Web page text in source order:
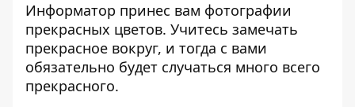
Информатор принес вам фотографии
прекрасных цветов. Учитесь замечать
прекрасное вокруг, и тогда с вами
обязательно будет случаться много всего
прекрасного.